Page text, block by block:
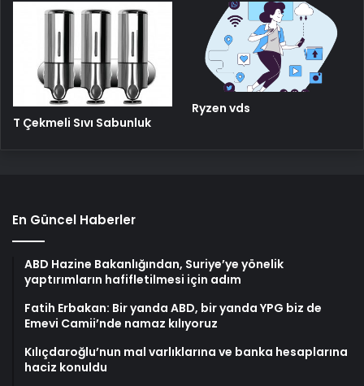
T Çekmeli Sıvı Sabunluk
Ryzen vds
En Güncel Haberler
ABD Hazine Bakanlığından, Suriye’ye yönelik
yaptırımların hafifletilmesi için adım
Fatih Erbakan: Bir yanda ABD, bir yanda YPG biz de
Emevi Camii’nde namaz kılıyoruz
Kılıçdaroğlu’nun mal varlıklarına ve banka hesaplarına
haciz konuldu